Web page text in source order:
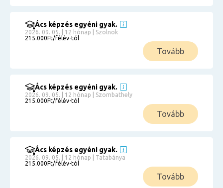
Ács képzés egyéni gyak.
2026. 09. 05. | 12 hónap | Szolnok
215.000Ft/félév-tól
Tovább
Ács képzés egyéni gyak.
2026. 09. 05. | 12 hónap | Szombathely
215.000Ft/félév-tól
Tovább
Ács képzés egyéni gyak.
2026. 09. 05. | 12 hónap | Tatabánya
215.000Ft/félév-tól
Tovább